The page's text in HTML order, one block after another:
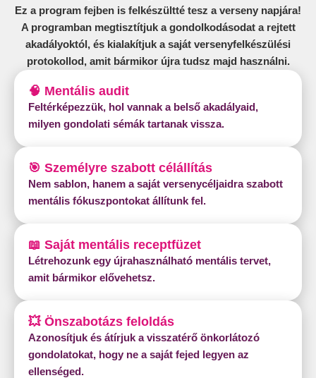
Ez a program fejben is felkészültté tesz a verseny napjára!
A programban megtisztítjuk a gondolkodásodat a rejtett
akadályoktól, és kialakítjuk a saját versenyfelkészülési
protokollod, amit bármikor újra tudsz majd használni.
🧠 Mentális audit
Feltérképezzük, hol vannak a belső akadályaid,
milyen gondolati sémák tartanak vissza.
🎯 Személyre szabott célállítás
Nem sablon, hanem a saját versenycéljaidra szabott
mentális fókuszpontokat állítunk fel.
📖 Saját mentális receptfüzet
Létrehozunk egy újrahasználható mentális tervet,
amit bármikor elővehetsz.
💥 Önszabotázs feloldás
Azonosítjuk és átírjuk a visszatérő önkorlátozó
gondolatokat, hogy ne a saját fejed legyen az
ellenséged.